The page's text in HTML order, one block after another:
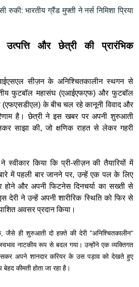
रुकी: भारतीय ग्रैंड मुफ्ती ने नर्स निमिशा प्रिया
उत्पत्ति और छेत्री की प्रारंभिक
सीज़न के अनिश्चितकालीन स्थगन से
फुटबॉल महासंघ (एआईएफएफ) और फुटबॉल
(एफएसडीएल) के बीच चल रहे कानूनी विवाद और
है। छेत्री ने इस खबर पर अपनी शुरुआती
साझा की, जो क्षणिक राहत से लेकर गहरी
स्वीकार किया कि प्री-सीज़न की तैयारियों में
में पहली बार जानने पर, उन्हें एक पल के लिए
होने और अपनी फिटनेस दिनचर्या का सख्ती से
ने उन्हें अपनी शारीरिक स्थिति को फिर से
अवसर प्रदान किया।
जैसे ही शुरुआती दो हफ़्ते की देरी "अनिश्चितकालीन"
नाटकीय रूप से बदल गया। उन्होंने एक व्यक्तिगत
अपने शानदार करियर के उस पड़ाव को देखते हुए
बेहद कीमती होता जा रहा है।